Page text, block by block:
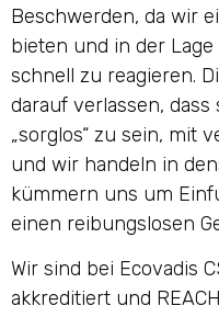
Beschwerden, da wir
bieten und in der
schnell zu reagieren.
darauf verlassen,
„sorglos“ zu sein, mit
und wir handeln in
kümmern uns um
einen reibungslosen
Wir sind bei Ecovadis
akkreditiert und